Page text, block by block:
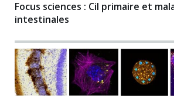
Focus sciences : Cil primaire et
intestinales